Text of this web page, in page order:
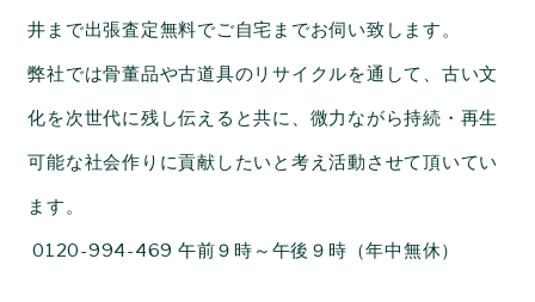
井まで出張査定無料でご自宅までお伺い致します。
弊社では骨董品や古道具のリサイクルを通して、古い文
化を次世代に残し伝えると共に、微力ながら持続・再生
可能な社会作りに貢献したいと考え活動させて頂いてい
ます。
0120-994-469 午前９時～午後９時（年中無休）